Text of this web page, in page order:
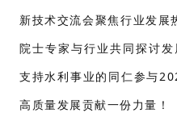
新技术交流会聚焦行业发展
院士专家与行业共同探讨
支持水利事业的同仁参与
高质量发展贡献一份力量！